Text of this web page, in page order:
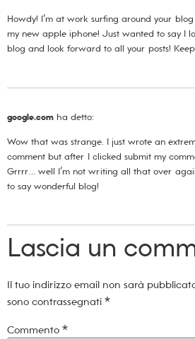
Howdy! I’m at work surfing around your
my new apple iphone! Just wanted to say I
blog and look forward to all your posts!
google.com ha detto:
Wow that was strange. I just wrote an
comment but after I clicked submit my
Grrrr… well I’m not writing all that over
to say wonderful blog!
Lascia un
Il tuo indirizzo email non sarà
sono contrassegnati *
Commento *